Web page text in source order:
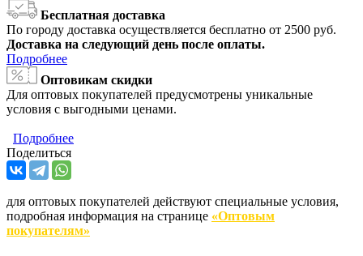
Бесплатная доставка
По городу доставка осуществляется бесплатно от 2500 руб.
Доставка на следующий день после оплаты.
Подробнее
Оптовикам скидки
Для оптовых покупателей предусмотрены уникальные
условия с выгодными ценами.
Подробнее
Поделиться
для оптовых покупателей действуют специальные условия,
подробная информация на странице «Оптовым
покупателям»